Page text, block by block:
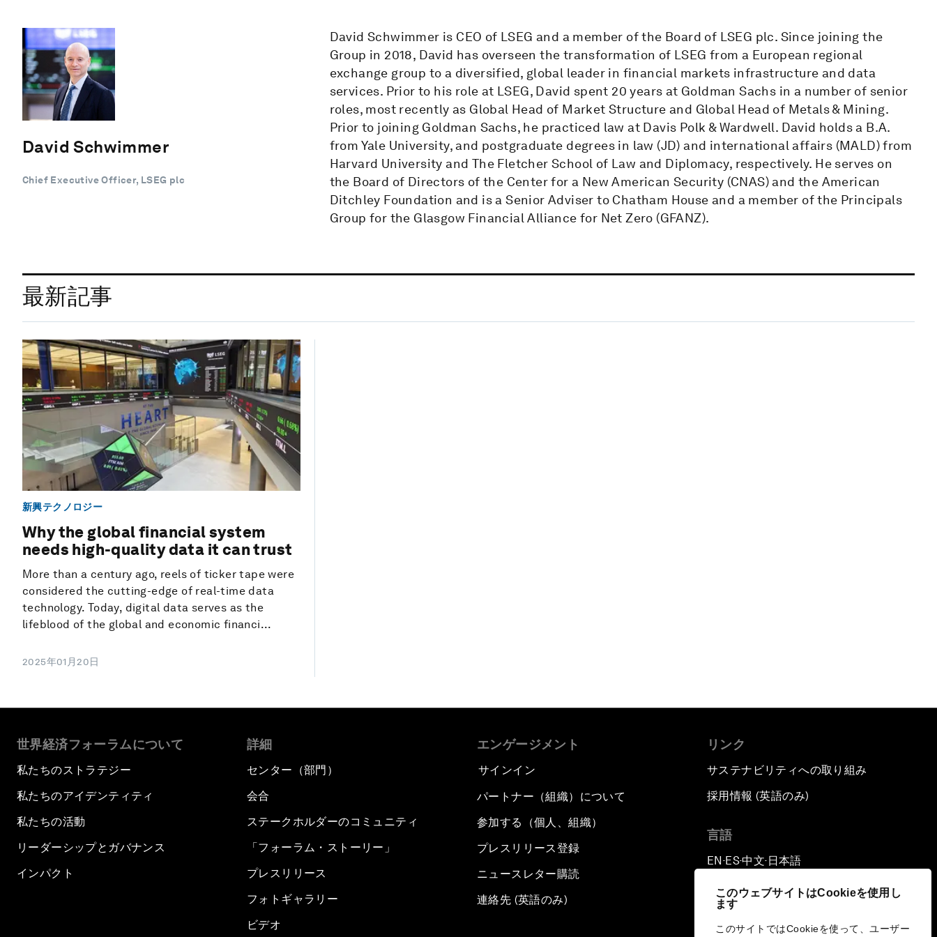
このウェブサイトはCookieを使用し
ます
このサイトではCookieを使って、ユーザー
David Schwimmer
Chief Executive Officer, LSEG plc
David Schwimmer is CEO of LSEG and a member of the Board of LSEG plc. Since joining the
Group in 2018, David has overseen the transformation of LSEG from a European regional
exchange group to a diversified, global leader in financial markets infrastructure and data
services. Prior to his role at LSEG, David spent 20 years at Goldman Sachs in a number of senior
roles, most recently as Global Head of Market Structure and Global Head of Metals & Mining.
Prior to joining Goldman Sachs, he practiced law at Davis Polk & Wardwell. David holds a B.A.
from Yale University, and postgraduate degrees in law (JD) and international affairs (MALD) from
Harvard University and The Fletcher School of Law and Diplomacy, respectively. He serves on
the Board of Directors of the Center for a New American Security (CNAS) and the American
Ditchley Foundation and is a Senior Adviser to Chatham House and a member of the Principals
Group for the Glasgow Financial Alliance for Net Zero (GFANZ).
最新記事
新興テクノロジー
Why the global financial system
needs high-quality data it can trust
More than a century ago, reels of ticker tape were
considered the cutting-edge of real-time data
technology. Today, digital data serves as the
lifeblood of the global and economic financi...
2025年01月20日
世界経済フォーラムについて
私たちのストラテジー
私たちのアイデンティティ
私たちの活動
リーダーシップとガバナンス
インパクト
詳細
センター（部門）
会合
ステークホルダーのコミュニティ
「フォーラム・ストーリー」
プレスリリース
フォトギャラリー
ビデオ
エンゲージメント
サインイン
パートナー（組織）について
参加する（個人、組織）
プレスリリース登録
ニュースレター購読
連絡先 (英語のみ)
リンク
サステナビリティへの取り組み
採用情報 (英語のみ)
言語
EN ▪ ES▪中文▪ 日本語